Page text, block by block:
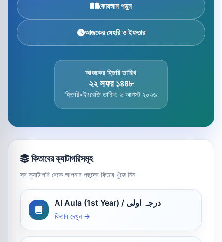
কোরআন পড়ুন
আজকের সেহরি ও ইফতার
আজকের হিজরি তারিখ
২২ সফর ১৪৪৮
হিজরি•ইংরেজি তারিখ: ৬ আগস্ট ২০২৬
কিতাবের ক্যাটাগরিসমূহ
সব ক্যাটাগরি থেকে আপনার পছন্দের কিতাব খুঁজে নিন
Al Aula (1st Year) / درجہ اولی
কিতাব দেখুন →